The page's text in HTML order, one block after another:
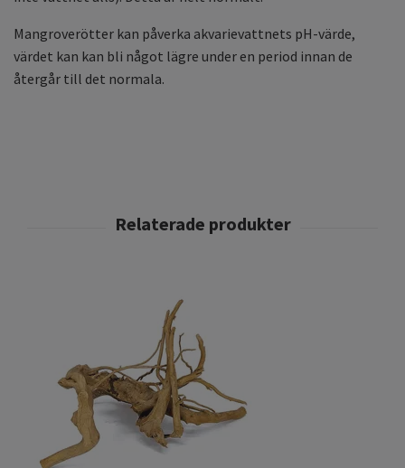
Mangroverötter kan påverka akvarievattnets pH-värde,
värdet kan kan bli något lägre under en period innan de
återgår till det normala.